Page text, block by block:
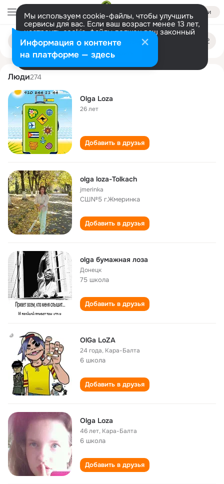
Войти
Мы используем cookie-файлы, чтобы улучшить
сервисы для вас. Если ваш возраст менее 13 лет,
настроить cookie-файлы должен ваш законный
представитель. Больше информации
Разрешить все Настроить
Поиск
людям
olga loza
Люди274
Olga Loza
26 лет
Добавить в друзья
olga loza-Tolkach
jmerinka
СШ№5 г.Жмеринка
Добавить в друзья
olga бумажная лоза
Донецк
75 школа
Добавить в друзья
OlGa LoZA
24 года, Кара-Балта
6 школа
Добавить в друзья
Olga Loza
46 лет, Кара-Балта
6 школа
Добавить в друзья
Информация о контенте
на платформе — здесь